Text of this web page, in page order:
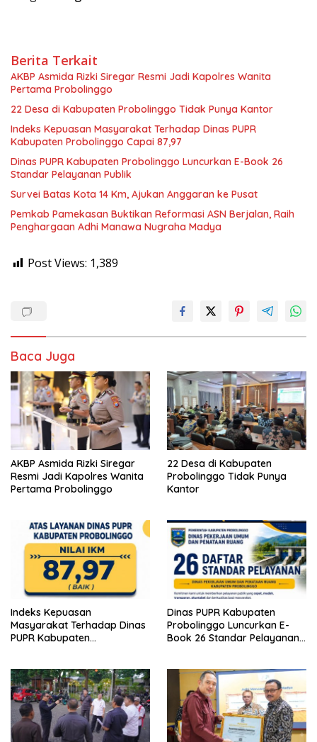
Berita Terkait
AKBP Asmida Rizki Siregar Resmi Jadi Kapolres Wanita
Pertama Probolinggo
22 Desa di Kabupaten Probolinggo Tidak Punya Kantor
Indeks Kepuasan Masyarakat Terhadap Dinas PUPR
Kabupaten Probolinggo Capai 87,97
Dinas PUPR Kabupaten Probolinggo Luncurkan E-Book 26
Standar Pelayanan Publik
Survei Batas Kota 14 Km, Ajukan Anggaran ke Pusat
Pemkab Pamekasan Buktikan Reformasi ASN Berjalan, Raih
Penghargaan Adhi Manawa Nugraha Madya
Post Views: 1,389
Baca Juga
AKBP Asmida Rizki Siregar
Resmi Jadi Kapolres Wanita
Pertama Probolinggo
22 Desa di Kabupaten
Probolinggo Tidak Punya
Kantor
Indeks Kepuasan
Masyarakat Terhadap Dinas
PUPR Kabupaten
Dinas PUPR Kabupaten
Probolinggo Luncurkan E-
Book 26 Standar Pelayanan